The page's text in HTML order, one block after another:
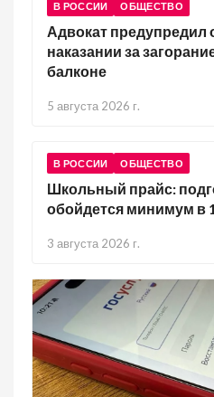
В РОССИИ ОБЩЕСТВО
Адвокат предупредил
наказании за
балконе
5 августа 2026 г.
В РОССИИ ОБЩЕСТВО
Школьный прайс:
обойдется минимум в
3 августа 2026 г.